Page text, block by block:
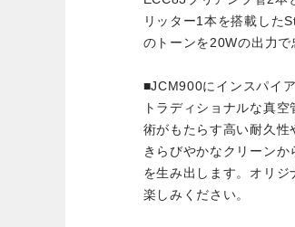
リッター1本を搭載した
のトーンを20Wの出力で
■JCM900にインスパイア
トラディショナルな真
術がもたらす高い耐久
きらびやかなクリーン
を生み出します。オリ
楽しみください。